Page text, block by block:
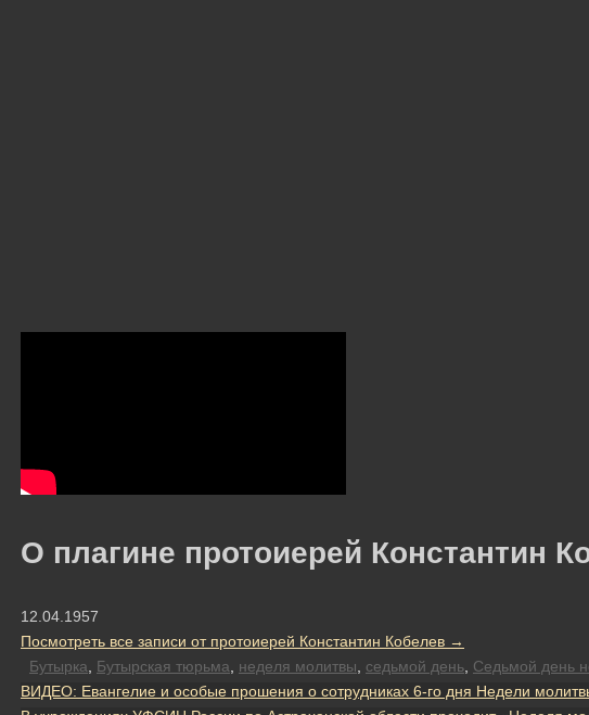
О плагине протоиерей Константин
12.04.1957
Посмотреть все записи от протоиерей Константин Кобелев →
Бутырка
Бутырская тюрьма неделя молитвы седьмой день Седьмой день
ВИДЕО: Евангелие и особые прошения о сотрудниках 6-го дня Недели